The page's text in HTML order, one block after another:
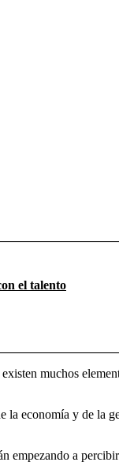
el talento
muchos
economía y de la
empezando a